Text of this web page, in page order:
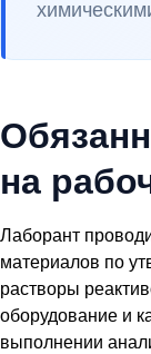
на
Лаборант
материалов по
растворы
оборудование и
выполнении